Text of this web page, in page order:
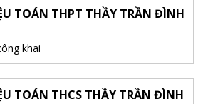
TOÁN THPT THẦY TRẦN ĐÌNH
khai
TOÁN THCS THẦY TRẦN ĐÌNH